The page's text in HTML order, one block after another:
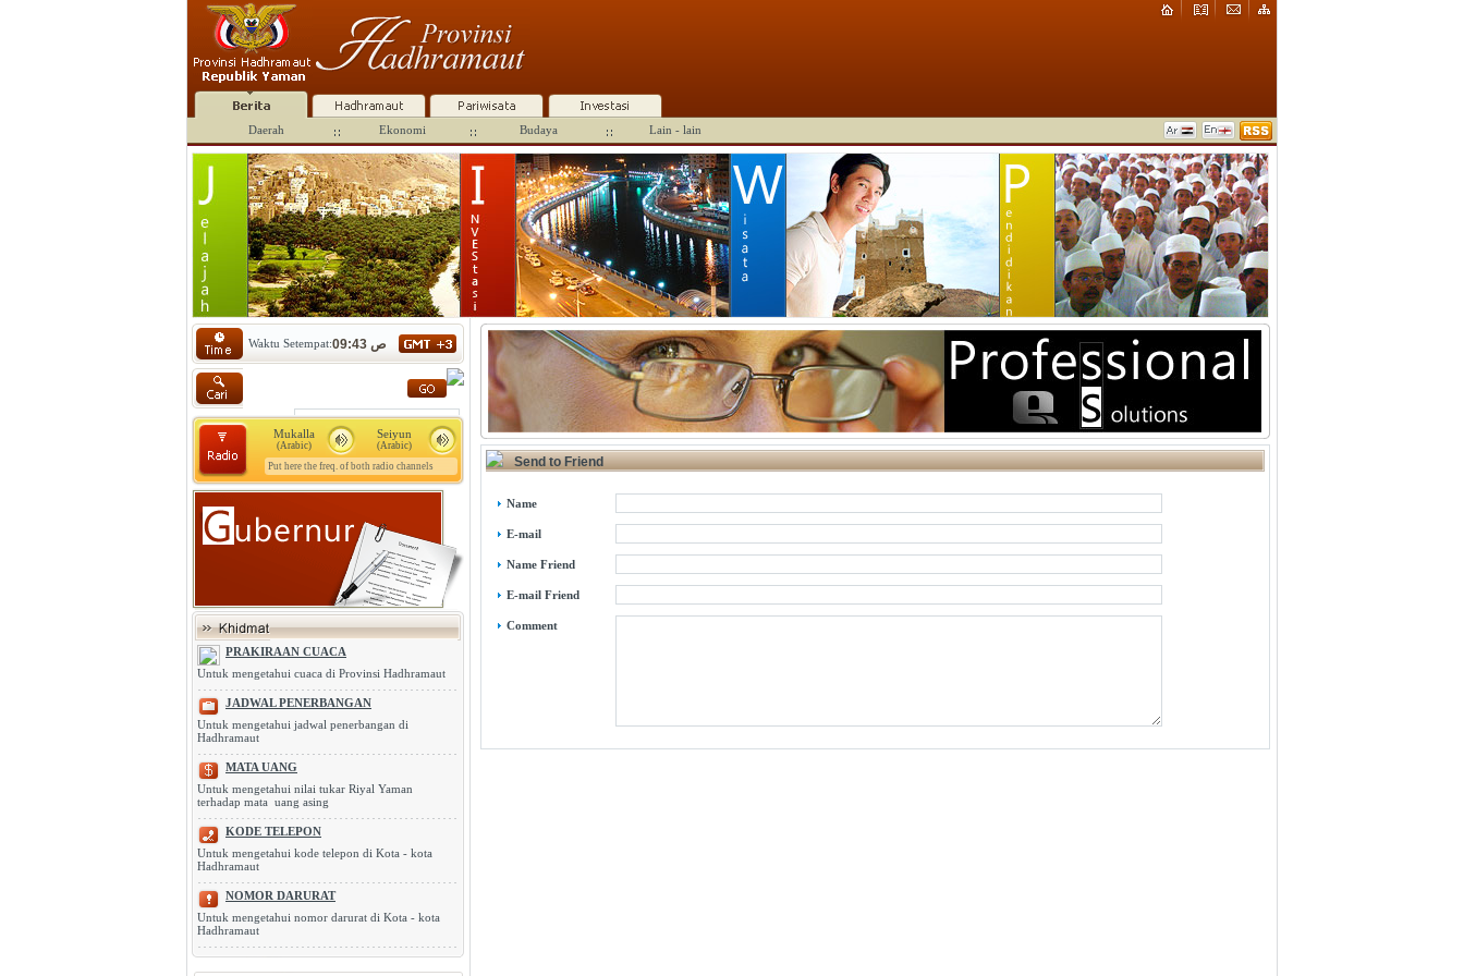
Daerah Ekonomi Budaya Lain - lain
Waktu Setempat: 09:43 ص
Seiyun
(Arabic)
Mukalla
(Arabic)
Put here the freq. of both radio channels
PRAKIRAAN CUACA
Untuk mengetahui cuaca di Provinsi Hadhramaut
JADWAL PENERBANGAN
Untuk mengetahui jadwal penerbangan di
Hadhramaut
MATA UANG
Untuk mengetahui nilai tukar Riyal Yaman
terhadap mata uang asing
KODE TELEPON
Untuk mengetahui kode telepon di Kota - kota
Hadhramaut
NOMOR DARURAT
Untuk mengetahui nomor darurat di Kota - kota
Hadhramaut
Send to Friend
Name
E-mail
Name Friend
E-mail Friend
Comment